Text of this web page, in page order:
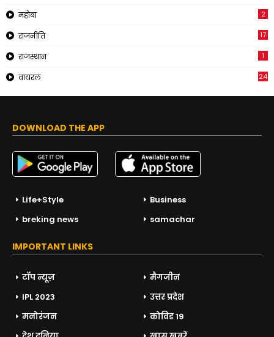
महोबा 2
राजनीति 17
राजस्थान 1
वायरल 24
DOWNLOAD THE APP
Life+Style
Business
breking news
samachar
IMPORTANT LINKS
टॉप न्यूज़
मैगजीन
IPL 2023
उत्तर प्रदेश
मनोरंजन
कोविड 19